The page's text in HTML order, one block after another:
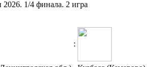
2026. 1/4 финала. 2 игра
: